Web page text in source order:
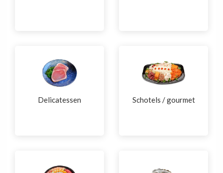
Delicatessen Schotels / gourmet